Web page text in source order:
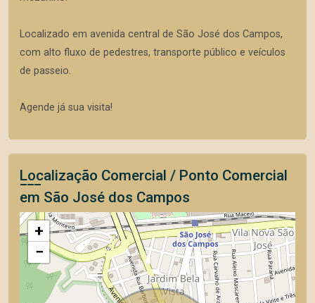
Localizado em avenida central de São José dos Campos,
com alto fluxo de pedestres, transporte público e veículos
de passeio.
Agende já sua visita!
Localização Comercial / Ponto Comercial
em São José dos Campos
+
−